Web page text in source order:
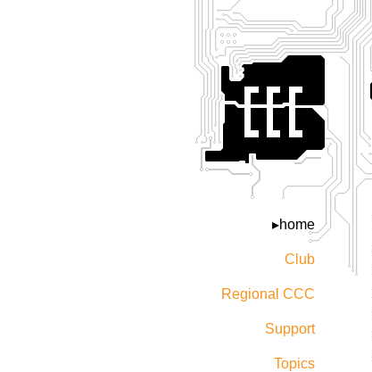
home
Club
Regional CCC
Support
Topics